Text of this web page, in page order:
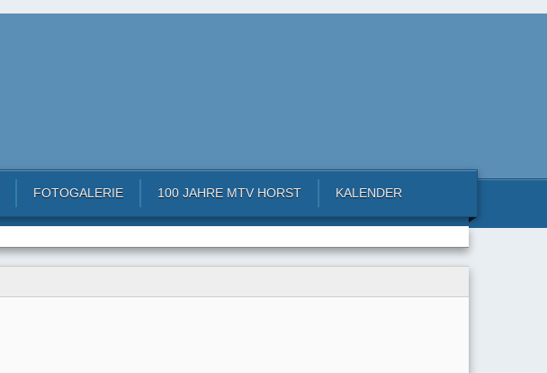
FOTOGALERIE 100 JAHRE MTV HORST KALENDER